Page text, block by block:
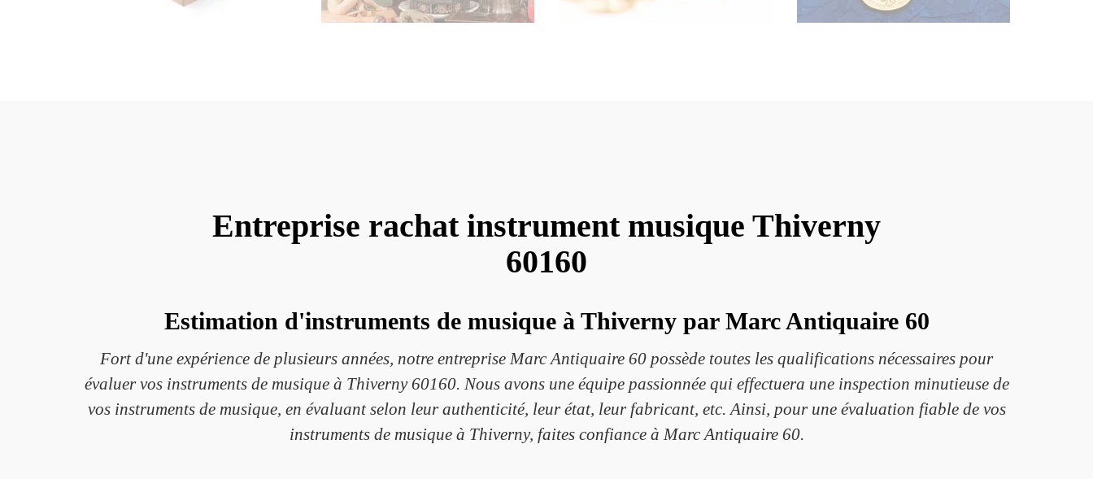
Entreprise rachat instrument musique Thiverny
60160
Estimation d'instruments de musique à Thiverny par Marc Antiquaire 60
Fort d'une expérience de plusieurs années, notre entreprise Marc Antiquaire 60 possède toutes les qualifications nécessaires pour
évaluer vos instruments de musique à Thiverny 60160. Nous avons une équipe passionnée qui effectuera une inspection minutieuse de
vos instruments de musique, en évaluant selon leur authenticité, leur état, leur fabricant, etc. Ainsi, pour une évaluation fiable de vos
instruments de musique à Thiverny, faites confiance à Marc Antiquaire 60.